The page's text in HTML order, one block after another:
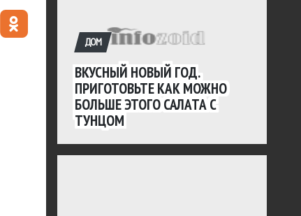
ДОМ
ВКУСНЫЙ НОВЫЙ ГОД.
ПРИГОТОВЬТЕ КАК МОЖНО
БОЛЬШЕ ЭТОГО САЛАТА С
ТУНЦОМ